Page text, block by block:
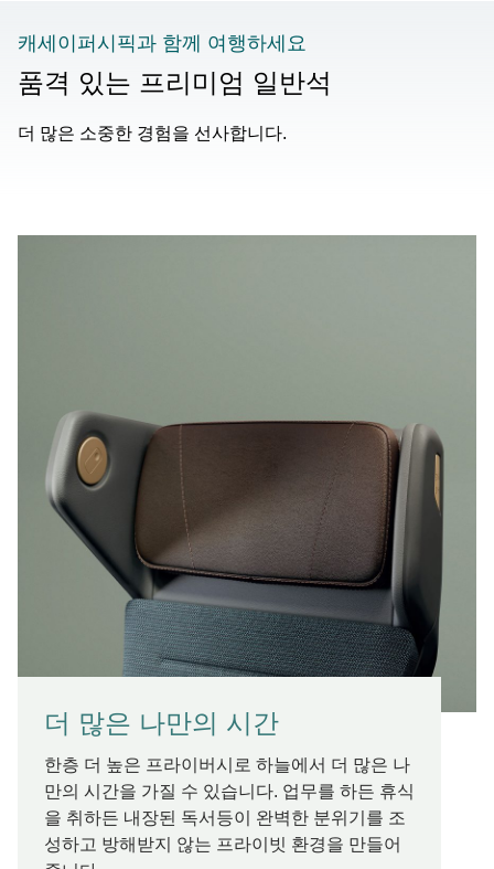
캐세이퍼시픽과 함께 여행하세요
품격 있는 프리미엄 일반석
더 많은 소중한 경험을 선사합니다.
더 많은 나만의 시간
한층 더 높은 프라이버시로 하늘에서 더 많은 나
만의 시간을 가질 수 있습니다. 업무를 하든 휴식
을 취하든 내장된 독서등이 완벽한 분위기를 조
성하고 방해받지 않는 프라이빗 환경을 만들어